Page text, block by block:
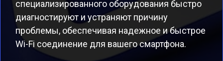
специализированного оборудования быстро
диагностируют и устраняют причину
проблемы, обеспечивая надежное и быстрое
Wi-Fi соединение для вашего смартфона.